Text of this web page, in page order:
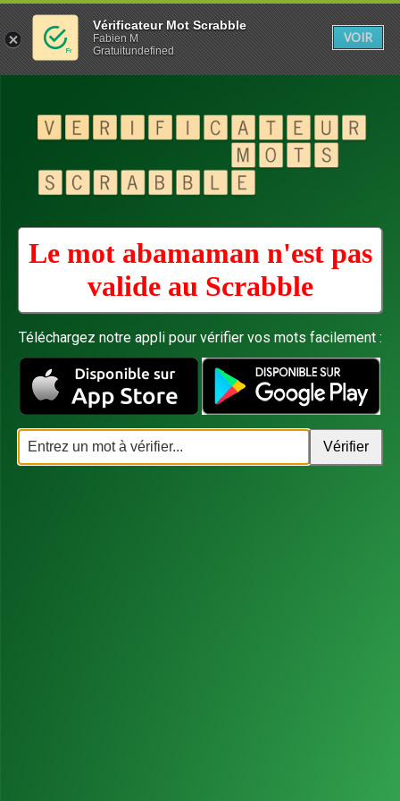
Le mot abamaman n'est pas
valide au Scrabble
Téléchargez notre appli pour vérifier vos mots facilement :
Vérificateur Mot Scrabble
Fabien M
Gratuitundefined
VOIR